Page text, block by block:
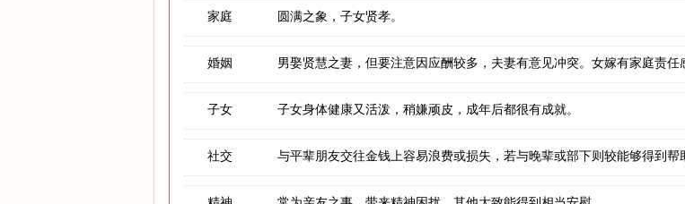
家庭 圆满之象，子女贤孝。
婚姻 男娶贤慧之妻，但要注意因应酬较多，夫妻有意见冲突。女嫁有家庭责任
子女 子女身体健康又活泼，稍嫌顽皮，成年后都很有成就。
社交 与平辈朋友交往金钱上容易浪费或损失，若与晚辈或部下则较能够得到帮